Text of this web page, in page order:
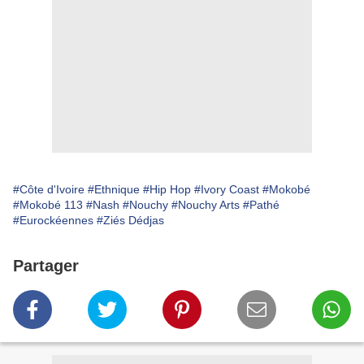
#Côte d'Ivoire #Ethnique #Hip Hop #Ivory Coast #Mokobé
#Mokobé 113 #Nash #Nouchy #Nouchy Arts #Pathé
#Eurockéennes #Ziés Dédjas
Partager